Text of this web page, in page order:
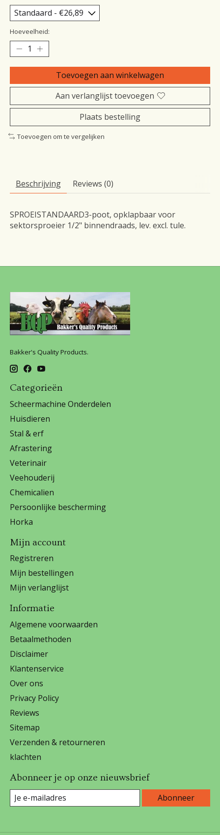
Hoeveelheid:
Toevoegen aan winkelwagen
Aan verlanglijst toevoegen
Plaats bestelling
Toevoegen om te vergelijken
Beschrijving Reviews (0)
SPROEISTANDAARD3-poot, opklapbaar voor
sektorsproeier 1/2" binnendraads, lev. excl. tule.
Bakker's Quality Products.
Categorieën
Scheermachine Onderdelen
Huisdieren
Stal & erf
Afrastering
Veterinair
Veehouderij
Chemicalien
Persoonlijke bescherming
Horka
Mijn account
Registreren
Mijn bestellingen
Mijn verlanglijst
Informatie
Algemene voorwaarden
Betaalmethoden
Disclaimer
Klantenservice
Over ons
Privacy Policy
Reviews
Sitemap
Verzenden & retourneren
klachten
Abonneer je op onze nieuwsbrief
Abonneer